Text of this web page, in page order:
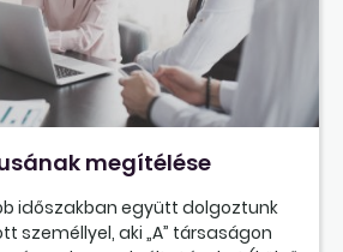
megítélése
időszakban együtt dolgoztunk
személlyel, aki „A” társaságon